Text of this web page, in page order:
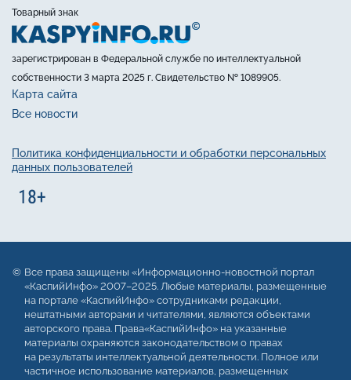
Товарный знак
зарегистрирован в Федеральной службе по интеллектуальной
собственности 3 марта 2025 г. Свидетельство № 1089905.
Карта сайта
Все новости
Политика конфиденциальности и обработки персональных
данных пользователей
Все права защищены «Информационно-новостной портал
«КаспийИнфо» 2007–2025. Любые материалы, размещенные
на портале «КаспийИнфо» сотрудниками редакции,
нештатными авторами и читателями, являются объектами
авторского права. Права«КаспийИнфо» на указанные
материалы охраняются законодательством о правах
на результаты интеллектуальной деятельности. Полное или
частичное использование материалов, размещенных